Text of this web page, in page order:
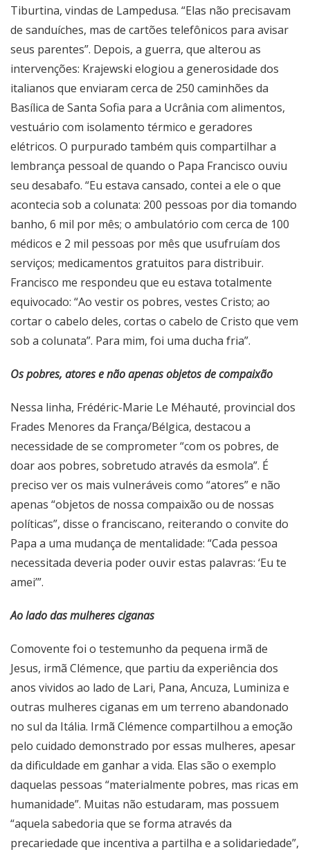
Tiburtina, vindas de Lampedusa. “Elas não precisavam
de sanduíches, mas de cartões telefônicos para avisar
seus parentes”. Depois, a guerra, que alterou as
intervenções: Krajewski elogiou a generosidade dos
italianos que enviaram cerca de 250 caminhões da
Basílica de Santa Sofia para a Ucrânia com alimentos,
vestuário com isolamento térmico e geradores
elétricos. O purpurado também quis compartilhar a
lembrança pessoal de quando o Papa Francisco ouviu
seu desabafo. “Eu estava cansado, contei a ele o que
acontecia sob a colunata: 200 pessoas por dia tomando
banho, 6 mil por mês; o ambulatório com cerca de 100
médicos e 2 mil pessoas por mês que usufruíam dos
serviços; medicamentos gratuitos para distribuir.
Francisco me respondeu que eu estava totalmente
equivocado: “Ao vestir os pobres, vestes Cristo; ao
cortar o cabelo deles, cortas o cabelo de Cristo que vem
sob a colunata”. Para mim, foi uma ducha fria”.
Os pobres, atores e não apenas objetos de compaixão
Nessa linha, Frédéric-Marie Le Méhauté, provincial dos
Frades Menores da França/Bélgica, destacou a
necessidade de se comprometer “com os pobres, de
doar aos pobres, sobretudo através da esmola”. É
preciso ver os mais vulneráveis como “atores” e não
apenas “objetos de nossa compaixão ou de nossas
políticas”, disse o franciscano, reiterando o convite do
Papa a uma mudança de mentalidade: “Cada pessoa
necessitada deveria poder ouvir estas palavras: ‘Eu te
amei’”.
Ao lado das mulheres ciganas
Comovente foi o testemunho da pequena irmã de
Jesus, irmã Clémence, que partiu da experiência dos
anos vividos ao lado de Lari, Pana, Ancuza, Luminiza e
outras mulheres ciganas em um terreno abandonado
no sul da Itália. Irmã Clémence compartilhou a emoção
pelo cuidado demonstrado por essas mulheres, apesar
da dificuldade em ganhar a vida. Elas são o exemplo
daquelas pessoas “materialmente pobres, mas ricas em
humanidade”. Muitas não estudaram, mas possuem
“aquela sabedoria que se forma através da
precariedade que incentiva a partilha e a solidariedade”,